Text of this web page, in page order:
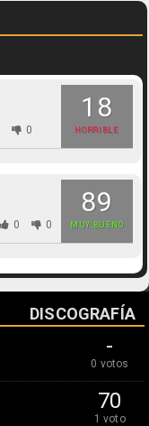
18
HORRIBLE
0
89
MUY BUENO
0 0
DISCOGRAFÍA
-
0 votos
70
1 voto